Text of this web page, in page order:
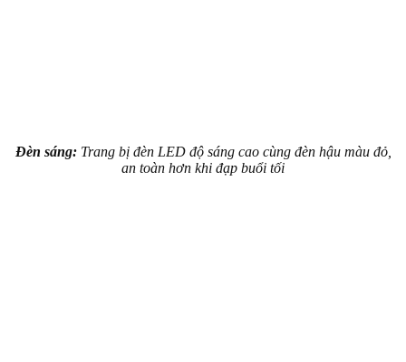
Đèn sáng:Trang bị đèn LED độ sáng cao cùng đèn hậu màu đỏ,
an toàn hơn khi đạp buổi tối